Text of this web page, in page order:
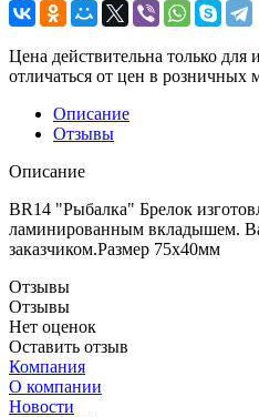
Цена действительна только для
отличаться от цен в розничных
Описание
Отзывы
Описание
BR14 "Рыбалка" Брелок
ламинированным вкладышем.
заказчиком.Размер 75х40мм
Отзывы
Отзывы
Нет оценок
Оставить отзыв
Компания
О компании
Новости